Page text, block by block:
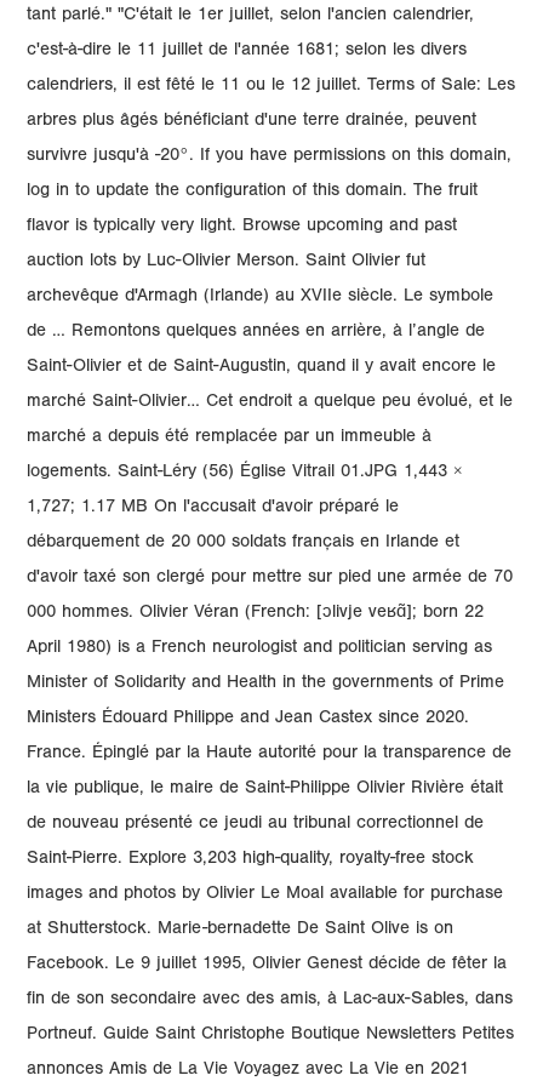
tant parlé." "C'était le 1er juillet, selon l'ancien calendrier,
c'est-à-dire le 11 juillet de l'année 1681; selon les divers
calendriers, il est fêté le 11 ou le 12 juillet. Terms of Sale: Les
arbres plus âgés bénéficiant d'une terre drainée, peuvent
survivre jusqu'à -20°. If you have permissions on this domain,
log in to update the configuration of this domain. The fruit
flavor is typically very light. Browse upcoming and past
auction lots by Luc-Olivier Merson. Saint Olivier fut
archevêque d'Armagh (Irlande) au XVIIe siècle. Le symbole
de … Remontons quelques années en arrière, à l’angle de
Saint-Olivier et de Saint-Augustin, quand il y avait encore le
marché Saint-Olivier… Cet endroit a quelque peu évolué, et le
marché a depuis été remplacée par un immeuble à
logements. Saint-Léry (56) Église Vitrail 01.JPG 1,443 ×
1,727; 1.17 MB On l'accusait d'avoir préparé le
débarquement de 20 000 soldats français en Irlande et
d'avoir taxé son clergé pour mettre sur pied une armée de 70
000 hommes. Olivier Véran (French: [ɔlivje veʁɑ̃]; born 22
April 1980) is a French neurologist and politician serving as
Minister of Solidarity and Health in the governments of Prime
Ministers Édouard Philippe and Jean Castex since 2020.
France. Épinglé par la Haute autorité pour la transparence de
la vie publique, le maire de Saint-Philippe Olivier Rivière était
de nouveau présenté ce jeudi au tribunal correctionnel de
Saint-Pierre. Explore 3,203 high-quality, royalty-free stock
images and photos by Olivier Le Moal available for purchase
at Shutterstock. Marie-bernadette De Saint Olive is on
Facebook. Le 9 juillet 1995, Olivier Genest décide de fêter la
fin de son secondaire avec des amis, à Lac-aux-Sables, dans
Portneuf. Guide Saint Christophe Boutique Newsletters Petites
annonces Amis de La Vie Voyagez avec La Vie en 2021